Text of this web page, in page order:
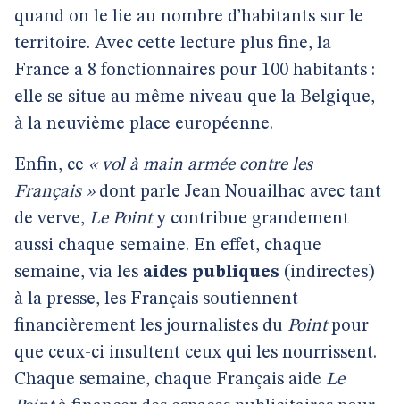
quand on le lie au nombre d’habitants sur le
territoire. Avec cette lecture plus fine, la
France a 8 fonctionnaires pour 100 habitants :
elle se situe au même niveau que la Belgique,
à la neuvième place européenne.
Enfin, ce « vol à main armée contre les
Français »dont parle Jean Nouailhac avec tant
de verve, Le Pointy contribue grandement
aussi chaque semaine. En effet, chaque
semaine, via les aides publiques (indirectes)
à la presse, les Français soutiennent
financièrement les journalistes du Pointpour
que ceux-ci insultent ceux qui les nourrissent.
Chaque semaine, chaque Français aide Le